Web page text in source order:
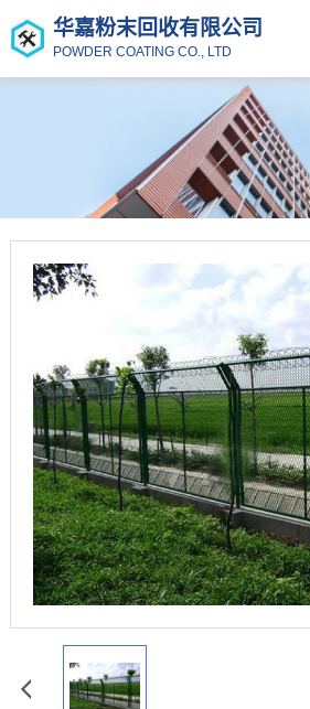
华嘉粉末回收有限公司
POWDER COATING CO., LTD